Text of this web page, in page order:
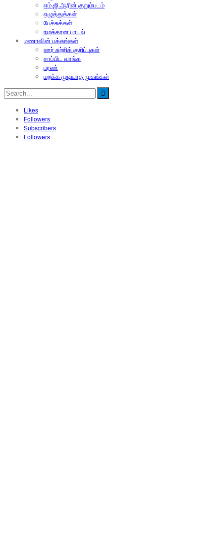
எம்.ஜி.ஆரின் குறும்படம்
எழுத்துக்கள்
பேச்சுக்கள்
நமக்கான பாடல்
மணாவின் பக்கங்கள்
ஊர் சுற்றிக் குறிப்புகள்
சாப்பிட வாங்க
பரண்
மறக்க முடியாத முகங்கள்
Likes
Followers
Subscribers
Followers